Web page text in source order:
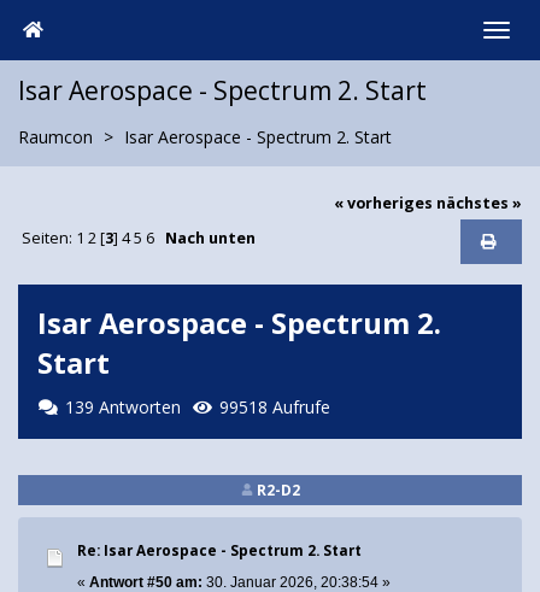
Isar Aerospace - Spectrum 2. Start
Raumcon Isar Aerospace - Spectrum 2. Start
« vorheriges nächstes »
Seiten: 1 2[3] 4 5 6 Nach unten
Isar Aerospace - Spectrum 2.
Start
139 Antworten 99518 Aufrufe
R2-D2
Re: Isar Aerospace - Spectrum 2. Start
« Antwort #50 am: 30. Januar 2026, 20:38:54 »